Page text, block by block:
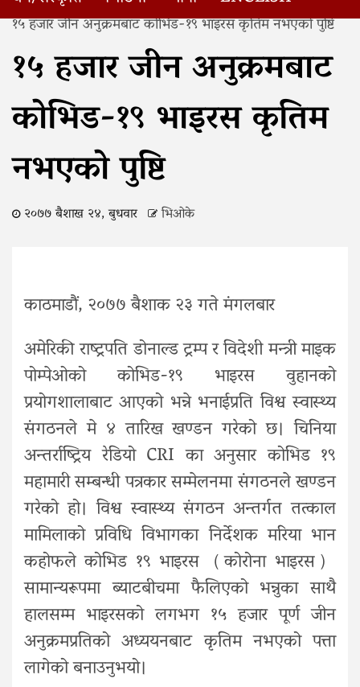
१५ हजार जीन अनुक्रमबाट कोभिड-१९ भाइरस कृतिम नभएको पुष्टि
१५ हजार जीन अनुक्रमबाट
कोभिड-१९ भाइरस कृतिम
नभएको पुष्टि
२०७७ बैशाख २४, बुधवार भिओके
काठमाडौं, २०७७ बैशाक २३ गते मंगलबार
अमेरिकी राष्ट्रपति डोनाल्ड ट्रम्प र विदेशी मन्त्री माइक
पोम्पेओको कोभिड-१९ भाइरस वुहानको
प्रयोगशालाबाट आएको भन्ने भनाईप्रति विश्व स्वास्थ्य
संगठनले मे ४ तारिख खण्डन गरेको छ। चिनिया
अन्तर्राष्ट्रिय रेडियो CRI का अनुसार कोभिड १९
महामारी सम्बन्धी पत्रकार सम्मेलनमा संगठनले खण्डन
गरेको हो। विश्व स्वास्थ्य संगठन अन्तर्गत तत्काल
मामिलाको प्रविधि विभागका निर्देशक मरिया भान
कहोफले कोभिड १९ भाइरस（कोरोना भाइरस）
सामान्यरूपमा ब्याटबीचमा फैलिएको भन्नुका साथै
हालसम्म भाइरसको लगभग १५ हजार पूर्ण जीन
अनुक्रमप्रतिको अध्ययनबाट कृतिम नभएको पत्ता
लागेको बनाउनुभयो।